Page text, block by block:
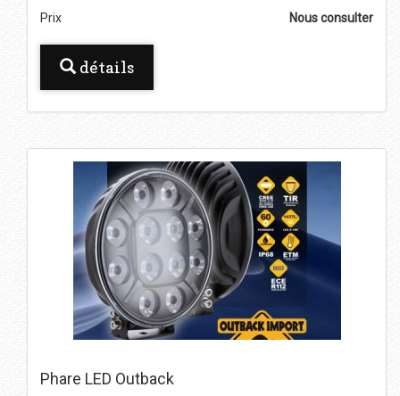
Prix Nous consulter
détails
Phare LED Outback